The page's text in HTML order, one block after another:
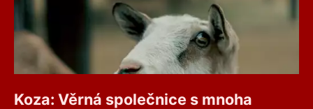
Koza: Věrná společnice s mnoha